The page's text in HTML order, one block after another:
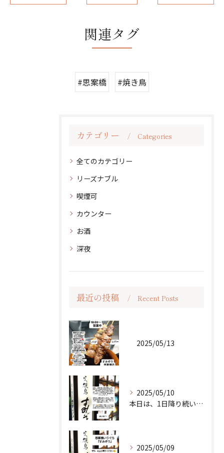
関連タグ
#思案橋 #焼き鳥
カテゴリー Categories
全てのカテゴリー
リーズナブル
喫煙可
カウンター
お酒
深夜
最近の投稿 Recent Posts
2025/05/13
2025/05/10
本日は、1日降り続いた雨も無事に上がり、傘をしまってお出かけ...
2025/05/09